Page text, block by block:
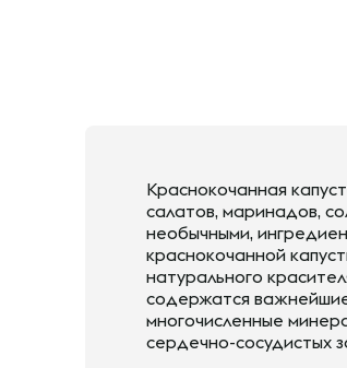
Краснокочанная
салатов, маринадов,
необычными,
краснокочанной
натурального
содержатся
многочисленные
сердечно-сосудистых